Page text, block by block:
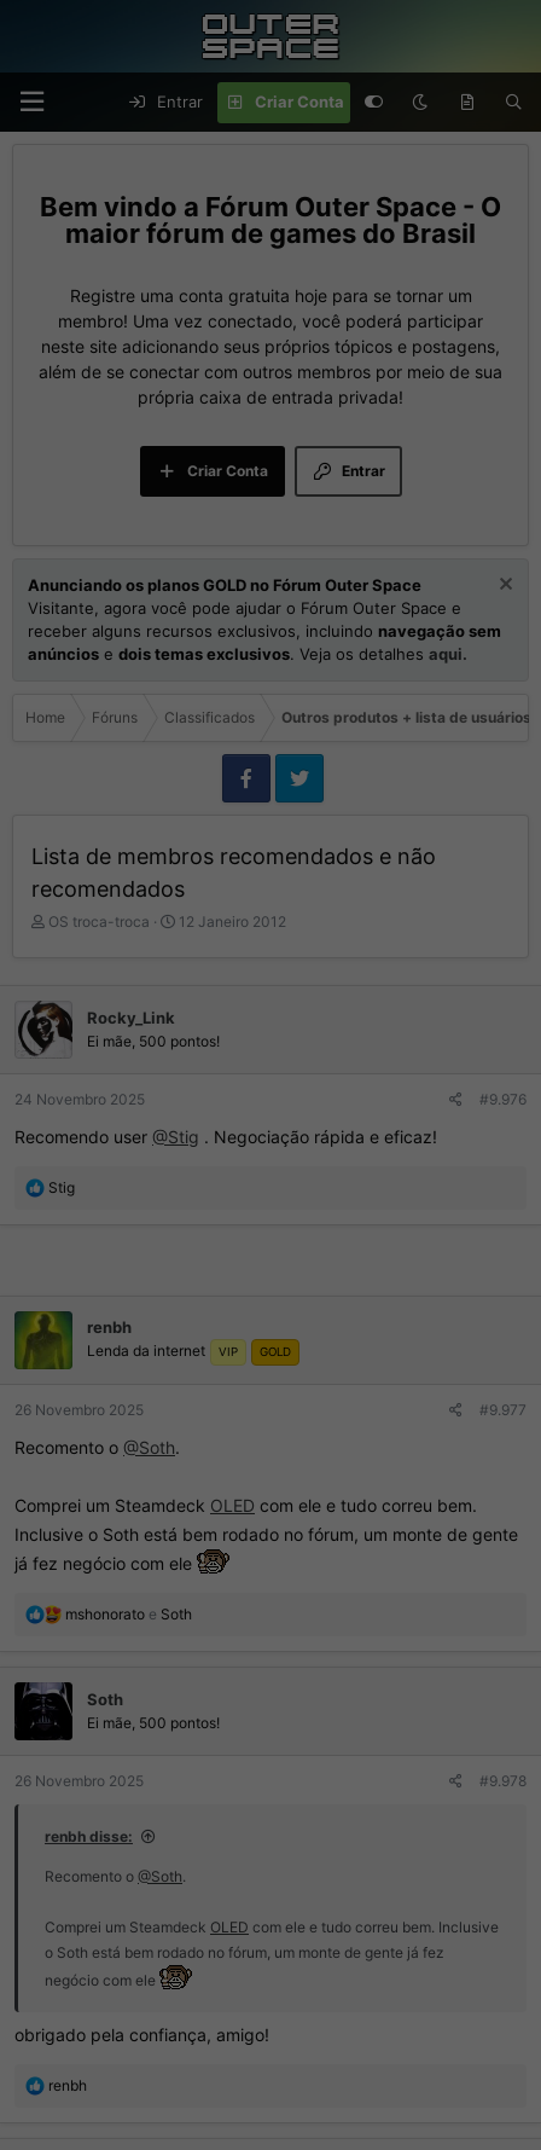
Entrar Criar Conta
Fórum Outer Space - O
maior fórum de games do Brasil
Registre uma conta gratuita hoje para se tornar um
membro! Uma vez conectado, você poderá participar
neste site adicionando seus próprios tópicos e postagens,
além de se conectar com outros membros por meio de sua
própria caixa de entrada privada!
Entrar
Criar Conta
Anunciando os planos GOLD no Fórum Outer Space
Visitante, agora você pode ajudar o Fórum Outer Space e
receber alguns recursos exclusivos, incluindo navegação sem
anúncios e dois temas exclusivos. Veja os detalhes aqui.
Home Fóruns Classificados Outros produtos + lista de usuários
Lista de membros recomendados e não
recomendados
I
i
a
d
r
o
ó
OS troca-troca
D
I
i
12 Janeiro 2012
Rocky_Link
Ei mãe, 500 pontos!
24 Novembro 2025 #9.976
Recomendo user @Stig . Negociação rápida e eficaz!
R
s
Stig
renbh
Lenda da internet VIP GOLD
26 Novembro 2025 #9.977
Recomento o @Soth.
Comprei um Steamdeck OLED com ele e tudo correu bem.
Inclusive o Soth está bem rodado no fórum, um monte de gente
já fez negócio com ele
R
ç
õ
e
s
mshonorato e Soth
Soth
Ei mãe, 500 pontos!
26 Novembro 2025 #9.978
renbh disse:
Recomento o @Soth.
Comprei um Steamdeck OLED com ele e tudo correu bem. Inclusive
o Soth está bem rodado no fórum, um monte de gente já fez
negócio com ele
obrigado pela confiança, amigo!
R
renbh